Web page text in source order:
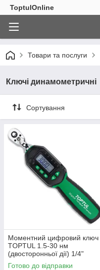
ToptulOnline
Товари та послуги
Ключі динамометричні
Сортування
Моментний цифровий ключ
TOPTUL 1.5-30 нм
(двосторонньої дії) 1/4"
укорочений DT-030S2
Готово до відправки